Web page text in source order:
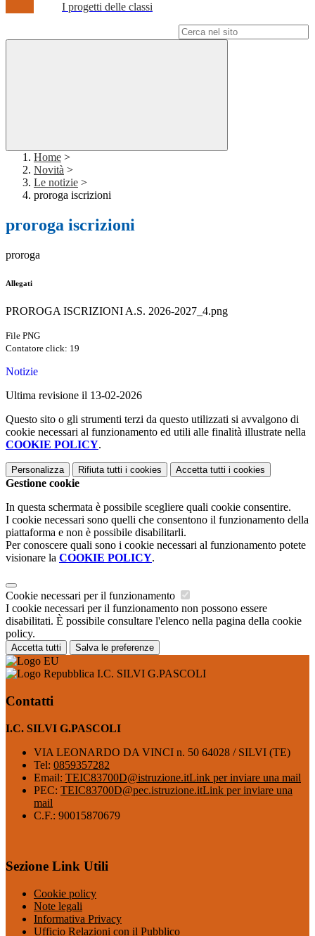
I progetti delle classi
Home >
Novità >
Le notizie >
proroga iscrizioni
proroga iscrizioni
proroga
Allegati
PROROGA ISCRIZIONI A.S. 2026-2027_4.png
File PNG
Contatore click: 19
Notizie
Ultima revisione il 13-02-2026
Questo sito o gli strumenti terzi da questo utilizzati si avvalgono di
cookie necessari al funzionamento ed utili alle finalità illustrate nella
COOKIE POLICY.
Personalizza Rifiuta tutti i cookies Accetta tutti i cookies
Gestione cookie
In questa schermata è possibile scegliere quali cookie consentire.
I cookie necessari sono quelli che consentono il funzionamento della
piattaforma e non è possibile disabilitarli.
Per conoscere quali sono i cookie necessari al funzionamento potete
visionare la COOKIE POLICY.
Cookie necessari per il funzionamento
I cookie necessari per il funzionamento non possono essere
disabilitati. È possibile consultare l'elenco nella pagina della cookie
policy.
Accetta tutti Salva le preferenze
I.C. SILVI G.PASCOLI
Contatti
I.C. SILVI G.PASCOLI
VIA LEONARDO DA VINCI n. 50 64028 / SILVI (TE)
Tel: 0859357282
Email: TEIC83700D@istruzione.itLink per inviare una mail
PEC: TEIC83700D@pec.istruzione.itLink per inviare una
mail
C.F.: 90015870679
Sezione Link Utili
Cookie policy
Note legali
Informativa Privacy
Ufficio Relazioni con il Pubblico